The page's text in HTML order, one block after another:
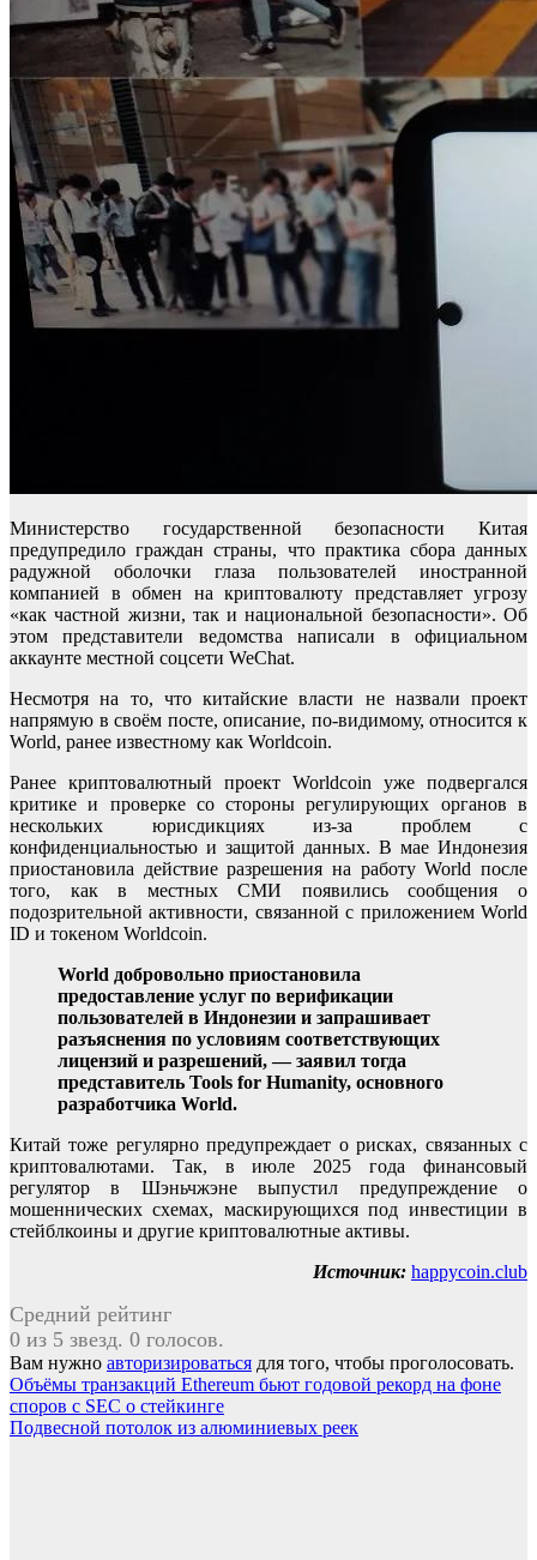
Министерство государственной безопасности Китая
предупредило граждан страны, что практика сбора данных
радужной оболочки глаза пользователей иностранной
компанией в обмен на криптовалюту представляет угрозу
«как частной жизни, так и национальной безопасности». Об
этом представители ведомства написали в официальном
аккаунте местной соцсети WeChat.
Несмотря на то, что китайские власти не назвали проект
напрямую в своём посте, описание, по-видимому, относится к
World, ранее известному как Worldcoin.
Ранее криптовалютный проект Worldcoin уже подвергался
критике и проверке со стороны регулирующих органов в
нескольких юрисдикциях из-за проблем с
конфиденциальностью и защитой данных. В мае Индонезия
приостановила действие разрешения на работу World после
того, как в местных СМИ появились сообщения о
подозрительной активности, связанной с приложением World
ID и токеном Worldcoin.
World добровольно приостановила
предоставление услуг по верификации
пользователей в Индонезии и запрашивает
разъяснения по условиям соответствующих
лицензий и разрешений, — заявил тогда
представитель Tools for Humanity, основного
разработчика World.
Китай тоже регулярно предупреждает о рисках, связанных с
криптовалютами. Так, в июле 2025 года финансовый
регулятор в Шэньчжэне выпустил предупреждение о
мошеннических схемах, маскирующихся под инвестиции в
стейблкоины и другие криптовалютные активы.
Источник: happycoin.club
Средний рейтинг
0 из 5 звезд. 0 голосов.
Вам нужно авторизироваться для того, чтобы проголосовать.
Навигация
по
Объёмы транзакций Ethereum бьют годовой рекорд на фоне
споров с SEC о стейкинге
Подвесной потолок из алюминиевых реек